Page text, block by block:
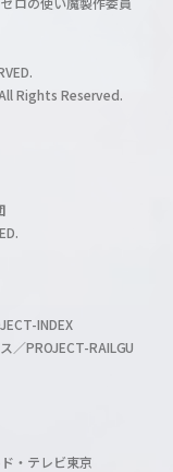
Rights Reserved.
INDEX
／PROJECT-RAILGU
・テレビ東京